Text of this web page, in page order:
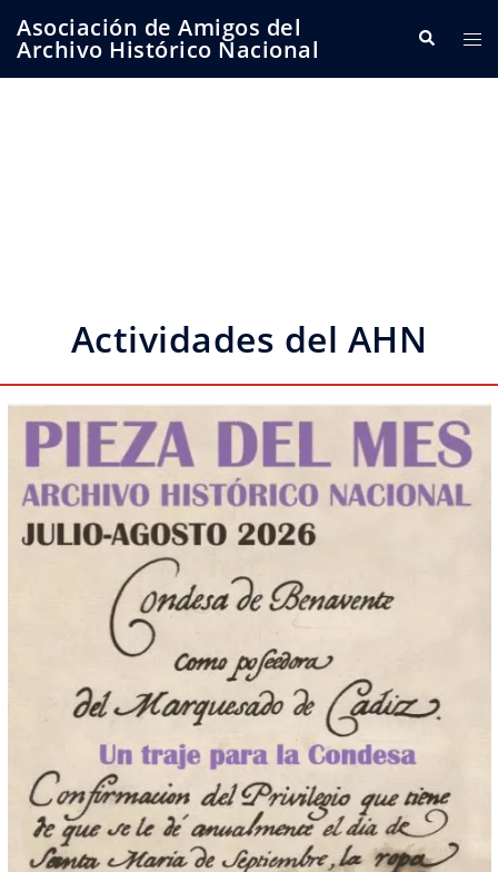
Asociación de Amigos del
Archivo Histórico Nacional Buscar
Actividades del AHN